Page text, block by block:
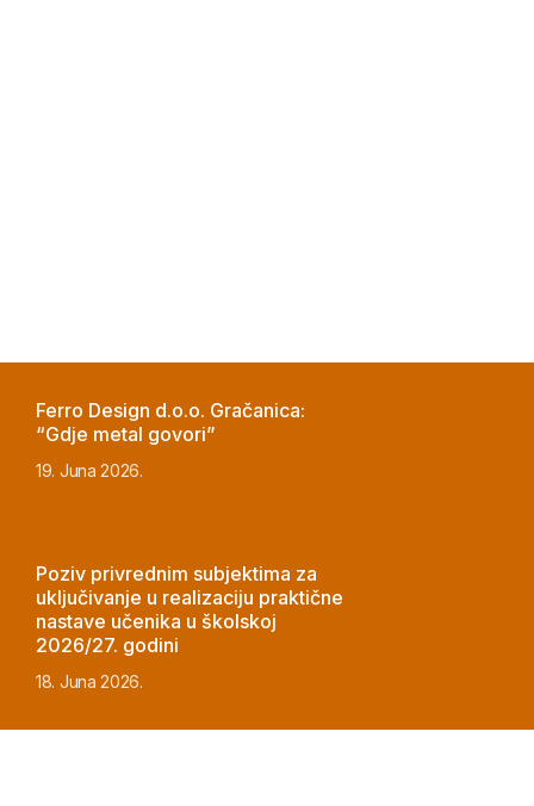
Ferro Design d.o.o. Gračanica:
“Gdje metal govori”
19. Juna 2026.
Poziv privrednim subjektima za
uključivanje u realizaciju praktične
nastave učenika u školskoj
2026/27. godini
18. Juna 2026.